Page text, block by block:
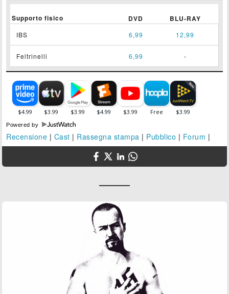
Supporto fisico DVD BLU-RAY
IBS 6,99 12,99
Feltrinelli 6,99 -
Powered by
Recensione | Cast | Rassegna stampa | Pubblico | Forum |
